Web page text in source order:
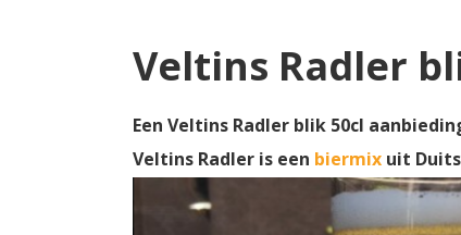
Veltins Radler
Een Veltins Radler blik 50cl
Veltins Radler is een biermix uit